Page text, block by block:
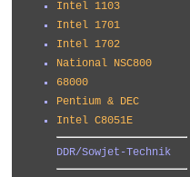
Intel 1103
Intel 1701
Intel 1702
National NSC800
68000
Pentium & DEC
Intel C8051E
DDR/Sowjet-Technik